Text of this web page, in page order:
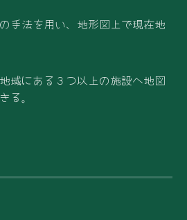
手法を用い、地形図上で現在地
域にある３つ以上の施設へ地図
る。